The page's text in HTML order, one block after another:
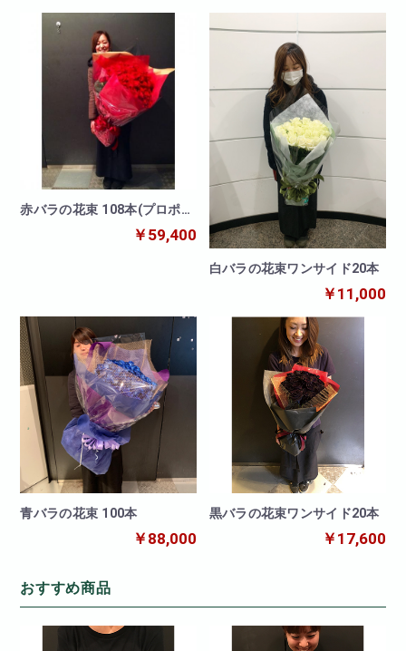
赤バラの花束 108本(プロポー
￥59,400
白バラの花束ワンサイド20本
￥11,000
青バラの花束 100本
￥88,000
黒バラの花束ワンサイド20本
￥17,600
おすすめ商品